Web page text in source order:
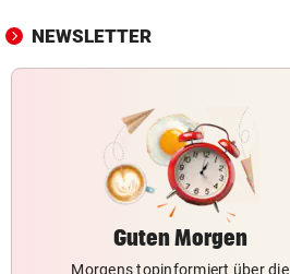
NEWSLETTER
Guten Morgen
Morgens topinformiert über die